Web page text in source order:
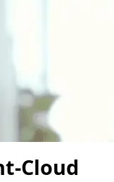
Cloud